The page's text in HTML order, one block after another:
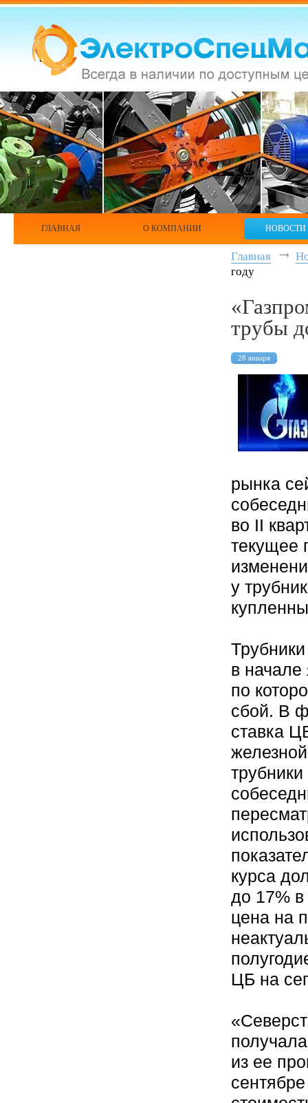
ГЛАВНАЯ О КОМПАНИИ НОВОСТИ
Главная
году
трубы
28 января
рынка
во II
текущее
у
в начале
по
сбой. В
ставка
курса
до 17%
цена на
ЦБ на
из ее